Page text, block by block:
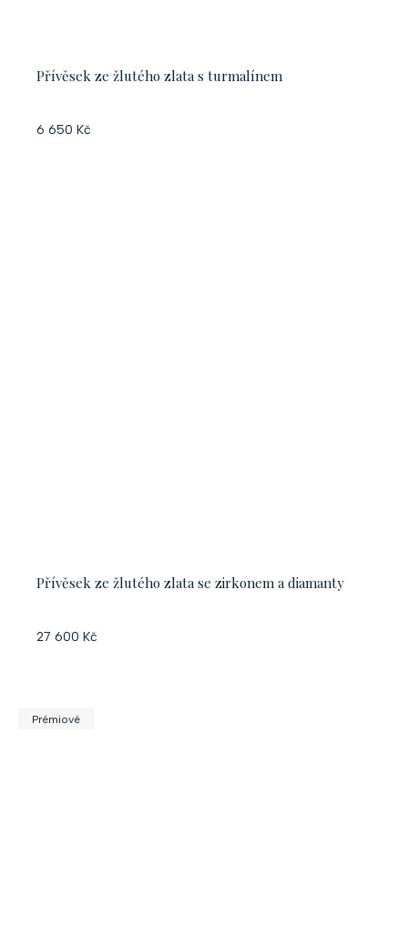
Přívěsek ze žlutého zlata s turmalínem
6 650 Kč
Přívěsek ze žlutého zlata se zirkonem a diamanty
27 600 Kč
Prémiové